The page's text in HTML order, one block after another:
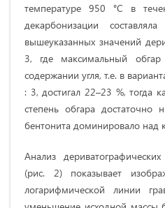
температуре 950 °С в
декарбонизации
вышеуказанных значений
3, где максимальный
содержании угля, т.е. в
: 3, достигал 22–23 %, тогда
степень обгара достаточно
бентонита доминировало над
Анализ
(рис. 2) показывает
логарифмической линии